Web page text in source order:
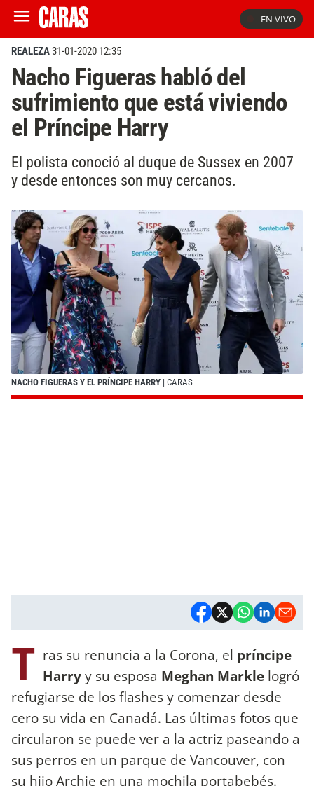
EN VIVO
REALEZA31-01-2020 12:35
Nacho Figueras habló del
sufrimiento que está viviendo
el Príncipe Harry
El polista conoció al duque de Sussex en 2007
y desde entonces son muy cercanos.
NACHO FIGUERAS Y EL PRÍNCIPE HARRY | CARAS
T ras su renuncia a la Corona, el príncipe
Harryy su esposa Meghan Markle logró
refugiarse de los flashes y comenzar desde
cero su vida en Canadá. Las últimas fotos que
circularon se puede ver a la actriz paseando a
sus perros en un parque de Vancouver, con
su hijo Archie en una mochila portabebés.